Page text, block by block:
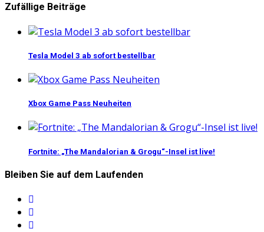
Zufällige Beiträge
Tesla Model 3 ab sofort bestellbar
Xbox Game Pass Neuheiten
Fortnite: „The Mandalorian & Grogu“-Insel ist live!
Bleiben Sie auf dem Laufenden